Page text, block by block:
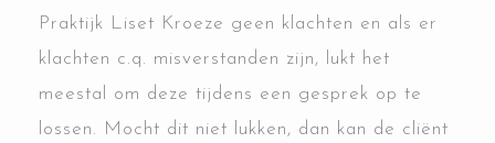
Praktijk Liset Kroeze geen klachten en als er
klachten c.q. misverstanden zijn, lukt het
meestal om deze tijdens een gesprek op te
lossen. Mocht dit niet lukken, dan kan de cliënt